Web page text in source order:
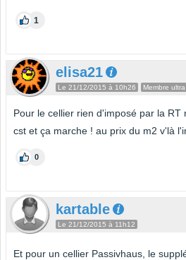
1
elisa21
Le 21/12/2015 à 10h26 Membre
Pour le cellier rien d'imposé par la
cst et ça marche ! au prix du m2 v'là
0
kartable
Le 21/12/2015 à 11h12
Et pour un cellier Passivhaus, le